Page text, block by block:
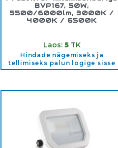
BVP167, 50W,
5500/6000lm, 3000K /
4000K / 6500K
Laos: 5TK
Hindade nägemiseks ja
tellimiseks palun logige sisse